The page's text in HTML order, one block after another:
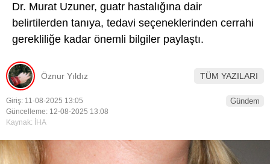
TEKNOLOJI
Dr. Murat Uzuner, guatr hastalığına dair
belirtilerden tanıya, tedavi seçeneklerinden cerrahi
gerekliliğe kadar önemli bilgiler paylaştı.
Öznur Yıldız TÜM YAZILARI
Giriş: 11-08-2025 13:05
Güncelleme: 12-08-2025 13:08
Kaynak: İHA
Gündem